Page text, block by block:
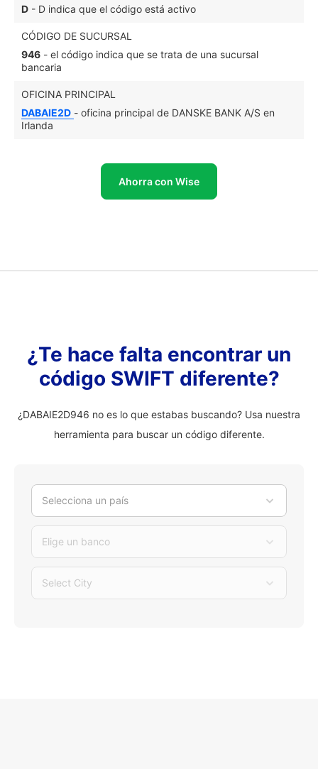
D - D indica que el código está activo
CÓDIGO DE SUCURSAL
946 - el código indica que se trata de una sucursal
bancaria
OFICINA PRINCIPAL
DABAIE2D - oficina principal de DANSKE BANK A/S en
Irlanda
Ahorra con Wise
¿Te hace falta encontrar un
código SWIFT diferente?
¿DABAIE2D946 no es lo que estabas buscando? Usa nuestra
herramienta para buscar un código diferente.
Selecciona un país
Elige un banco
Select City